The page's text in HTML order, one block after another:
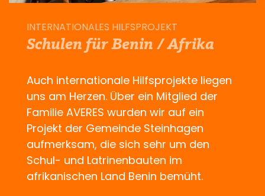
INTERNATIONALES HILFSPROJEKT
Schulen für Benin / Afrika
Auch internationale Hilfsprojekte liegen
uns am Herzen. Über ein Mitglied der
Familie AVERES wurden wir auf ein
Projekt der Gemeinde Steinhagen
aufmerksam, die sich sehr um den
Schul- und Latrinenbauten im
afrikanischen Land Benin bemüht.